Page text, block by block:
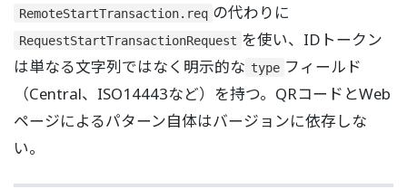
RemoteStartTransaction.req の代わりに
RequestStartTransactionRequest を使い、IDトークン
は単なる文字列ではなく明示的な type フィールド
（Central、ISO14443など）を持つ。QRコードとWeb
ページによるパターン自体はバージョンに依存しな
い。